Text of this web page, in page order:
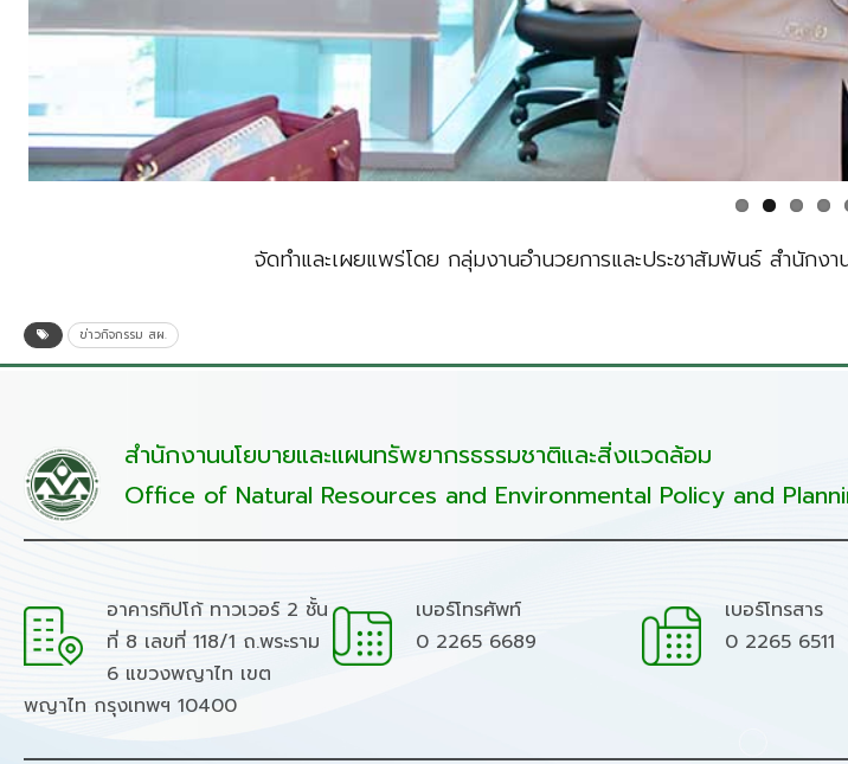
จัดทำและเผยแพร่โดย กลุ่มงานอำนวยการและประชาสัมพันธ์ สำนัก
ข่าวกิจกรรม สผ.
สำนักงานนโยบายและแผนทรัพยากรธรรมชาติและสิ่งแวดล้อม
Office of Natural Resources and Environmental Policy and
อาคารทิปโก้ ทาวเวอร์ 2 ชั้น
ที่ 8 เลขที่ 118/1 ถ.พระราม
6 แขวงพญาไท เขต
พญาไท กรุงเทพฯ 10400
เบอร์โทรศัพท์
0 2265 6689
เบอร์โทรสาร
0 2265 6511